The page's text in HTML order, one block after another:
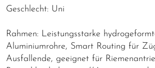
Geschlecht: Uni
Rahmen: Leistungsstarke
Aluminiumrohre, Smart Routing für
Ausfallende, geeignet für